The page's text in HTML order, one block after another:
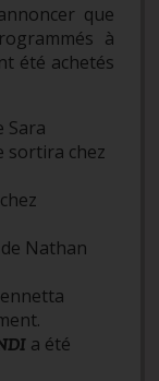
que
à
été achetés
Sara
sortira chez
de Nathan
a été